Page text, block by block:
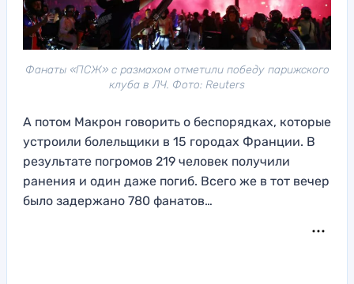
Фанаты «ПСЖ» с размахом отметили победу парижского
клуба в ЛЧ. Фото: Reuters
А потом Макрон говорить о беспорядках, которые
устроили болельщики в 15 городах Франции. В
результате погромов 219 человек получили
ранения и один даже погиб. Всего же в тот вечер
было задержано 780 фанатов…